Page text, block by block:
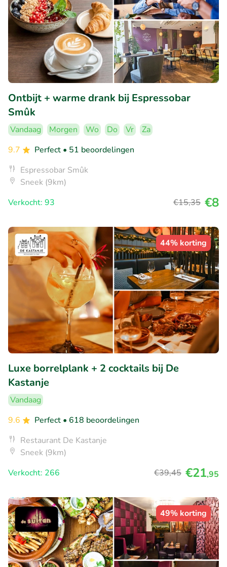
Ontbijt + warme drank bij Espressobar
Smûk
Vandaag Morgen Wo Do Vr
Za
9.7
Perfect • 51 beoordelingen
Espressobar Smûk
Sneek (9km)
Verkocht: 93
€15,35 €8
44% korting
Luxe borrelplank + 2 cocktails bij De
Kastanje
Vandaag
9.6
Perfect • 618 beoordelingen
Restaurant De Kastanje
Sneek (9km)
Verkocht: 266
€39,45 €21,95
49% korting